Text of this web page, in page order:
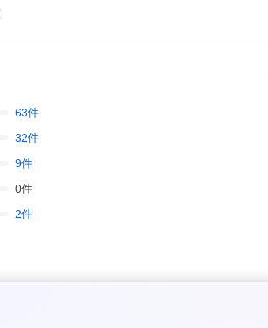
63件
32件
9件
0件
2件